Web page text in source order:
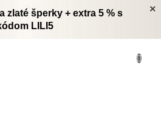
×
zlaté šperky + extra 5 % s
LILI5